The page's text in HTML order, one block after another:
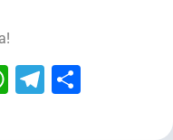
WhatsApp
Telegram